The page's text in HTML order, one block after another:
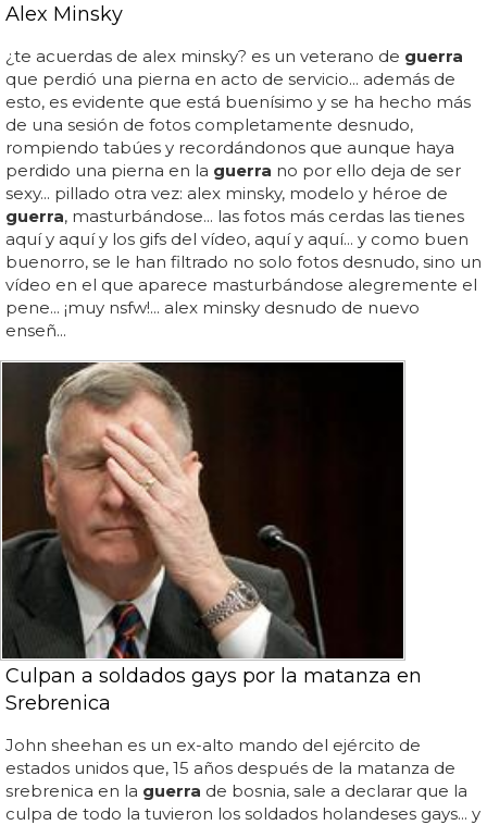
Alex Minsky
¿te acuerdas de alex minsky? es un veterano de guerra
que perdió una pierna en acto de servicio... además de
esto, es evidente que está buenísimo y se ha hecho más
de una sesión de fotos completamente desnudo,
rompiendo tabúes y recordándonos que aunque haya
perdido una pierna en la guerra no por ello deja de ser
sexy... pillado otra vez: alex minsky, modelo y héroe de
guerra, masturbándose... las fotos más cerdas las tienes
aquí y aquí y los gifs del vídeo, aquí y aquí... y como buen
buenorro, se le han filtrado no solo fotos desnudo, sino un
vídeo en el que aparece masturbándose alegremente el
pene... ¡muy nsfw!... alex minsky desnudo de nuevo
enseñ...
Culpan a soldados gays por la matanza en
Srebrenica
John sheehan es un ex-alto mando del ejército de
estados unidos que, 15 años después de la matanza de
srebrenica en la guerra de bosnia, sale a declarar que la
culpa de todo la tuvieron los soldados holandeses gays... y